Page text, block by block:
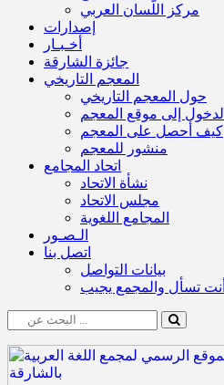
مركز اللّسان العربي
إصدارات
أخـبـار
جائزة الشارقة
المعجم التاريخي
حول المعجم التاريخي
الدخول إلى موقع المعجم
كيف أحصل على المعجم
منشور للمعجم
اتحاد المجامع
نشأة الاتحاد
مجلس الاتحاد
المجامع اللغوية
الـصـور
اتصل بنا
بيانات التواصل
أنت تسأل والمجمع يجيب